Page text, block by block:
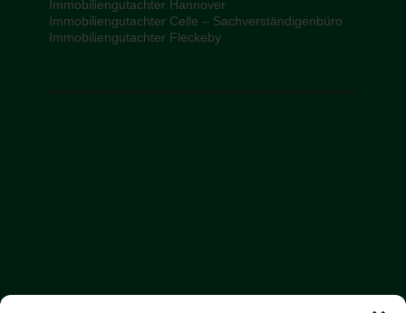
Immobiliengutachter Hannover
Immobiliengutachter Celle – Sachverständigenbüro
Immobiliengutachter Fleckeby